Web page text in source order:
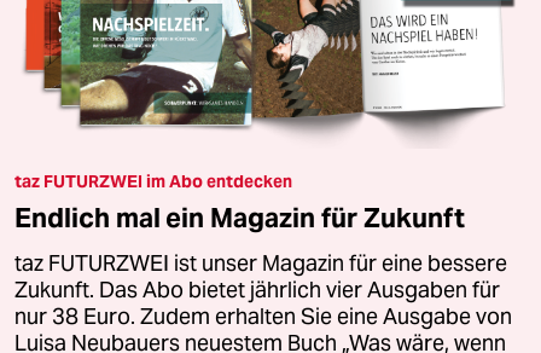
taz FUTURZWEI im Abo entdecken
Endlich mal ein Magazin für Zukunft
taz FUTURZWEI ist unser Magazin für eine bessere
Zukunft. Das Abo bietet jährlich vier Ausgaben für
nur 38 Euro. Zudem erhalten Sie eine Ausgabe von
Luisa Neubauers neuestem Buch „Was wäre, wenn